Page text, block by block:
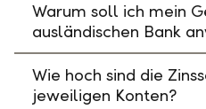
Warum soll ich mein
ausländischen Bank
Wie hoch sind die
jeweiligen Konten?